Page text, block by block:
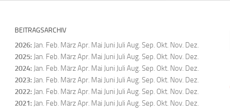
BEITRAGSARCHIV
2026: Jan. Feb. MärzApr. Mai Juni Juli Aug. Sep. Okt. Nov. Dez.
2025: Jan. Feb. MärzApr. Mai Juni Juli Aug. Sep. Okt. Nov. Dez.
2024: Jan. Feb. MärzApr. Mai Juni Juli Aug. Sep. Okt. Nov. Dez.
2023: Jan. Feb. MärzApr. Mai Juni Juli Aug. Sep. Okt. Nov. Dez.
2022: Jan. Feb. MärzApr. Mai Juni Juli Aug. Sep. Okt. Nov. Dez.
2021: Jan. Feb. MärzApr. Mai Juni Juli Aug. Sep. Okt. Nov. Dez.